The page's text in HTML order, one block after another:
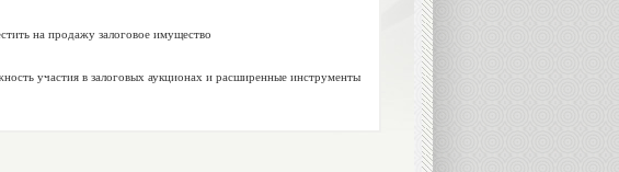
на продажу залоговое имущество
участия в залоговых аукционах и расширенные инструменты